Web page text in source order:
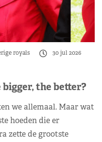
royals
30 jul 2026
the better?
we allemaal. Maar wat
hoeden die er
zette de grootste